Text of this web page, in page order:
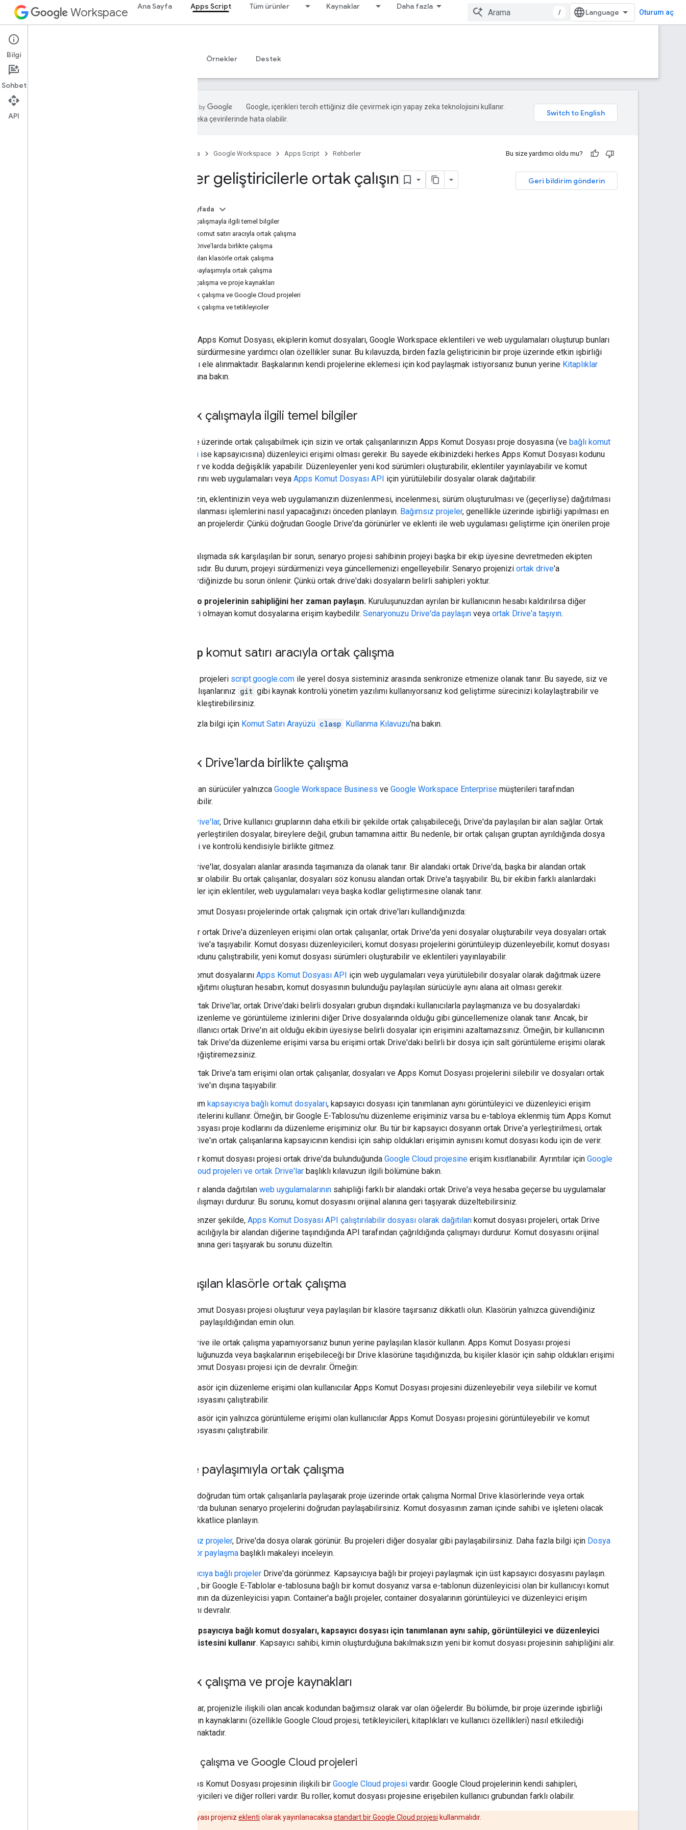
Workspace Ana Sayfa Apps Script Tüm ürünler Kaynaklar Daha fazla
/ Oturum aç
Apps Script
Genel bakış Örnekler Destek
Google, içerikleri tercih ettiğiniz dile çevirmek için yapay zeka teknolojisini kullanır.
Yapay zeka çevirilerinde hata olabilir.
Ana Sayfa Google Workspace Apps Script Rehberler Bu size yardımcı oldu mu?
Geri bildirim gönderin
Diğer geliştiricilerle ortak çalışın
Bu sayfada
Ortak çalışmayla ilgili temel bilgiler
clasp komut satırı aracıyla ortak çalışma
Ortak Drive'larda birlikte çalışma
Paylaşılan klasörle ortak çalışma
Proje paylaşımıyla ortak çalışma
Ortak çalışma ve proje kaynakları
Ortak çalışma ve Google Cloud projeleri
Ortak çalışma ve tetikleyiciler
Google Apps Komut Dosyası, ekiplerin komut dosyaları, Google Workspace eklentileri ve web uygulamaları oluşturup bunları
birlikte sürdürmesine yardımcı olan özellikler sunar. Bu kılavuzda, birden fazla geliştiricinin bir proje üzerinde etkin işbirliği
yapması ele alınmaktadır. Başkalarının kendi projelerine eklemesi için kod paylaşmak istiyorsanız bunun yerine Kitaplıklar
kılavuzuna bakın.
Ortak çalışmayla ilgili temel bilgiler
Bir proje üzerinde ortak çalışabilmek için sizin ve ortak çalışanlarınızın Apps Komut Dosyası proje dosyasına (ve bağlı komut
dosyası ise kapsayıcısına) düzenleyici erişimi olması gerekir. Bu sayede ekibinizdeki herkes Apps Komut Dosyası kodunu
görebilir ve kodda değişiklik yapabilir. Düzenleyenler yeni kod sürümleri oluşturabilir, eklentiler yayınlayabilir ve komut
dosyalarını web uygulamaları veya Apps Komut Dosyası API için yürütülebilir dosyalar olarak dağıtabilir.
Projenizin, eklentinizin veya web uygulamanızın düzenlenmesi, incelenmesi, sürüm oluşturulması ve (geçerliyse) dağıtılması
ile yayınlanması işlemlerini nasıl yapacağınızı önceden planlayın. Bağımsız projeler, genellikle üzerinde işbirliği yapılması en
kolay olan projelerdir. Çünkü doğrudan Google Drive'da görünürler ve eklenti ile web uygulaması geliştirme için önerilen proje
Ortak çalışmada sık karşılaşılan bir sorun, senaryo projesi sahibinin projeyi başka bir ekip üyesine devretmeden ekipten
ayrılmasıdır. Bu durum, projeyi sürdürmenizi veya güncellemenizi engelleyebilir. Senaryo projenizi ortak drive'a
yerleştirdiğinizde bu sorun önlenir. Çünkü ortak drive'daki dosyaların belirli sahipleri yoktur.
Senaryo projelerinin sahipliğini her zaman paylaşın. Kuruluşunuzdan ayrılan bir kullanıcının hesabı kaldırılırsa diğer
sahipleri olmayan komut dosyalarına erişim kaybedilir. Senaryonuzu Drive'da paylaşın veya ortak Drive'a taşıyın.
clasp komut satırı aracıyla ortak çalışma
, projeleri script.google.com ile yerel dosya sisteminiz arasında senkronize etmenize olanak tanır. Bu sayede, siz ve
ortak çalışanlarınız git gibi kaynak kontrolü yönetim yazılımı kullanıyorsanız kod geliştirme sürecinizi kolaylaştırabilir ve
otomatikleştirebilirsiniz.
Daha fazla bilgi için Komut Satırı Arayüzü clasp Kullanma Kılavuzu'na bakın.
Ortak Drive'larda birlikte çalışma
Paylaşılan sürücüler yalnızca Google Workspace Business ve Google Workspace Enterprise müşterileri tarafından
kullanılabilir.
Ortak Drive'lar, Drive kullanıcı gruplarının daha etkili bir şekilde ortak çalışabileceği, Drive'da paylaşılan bir alan sağlar. Ortak
Drive'a yerleştirilen dosyalar, bireylere değil, grubun tamamına aittir. Bu nedenle, bir ortak çalışan gruptan ayrıldığında dosya
sahipliği ve kontrolü kendisiyle birlikte gitmez.
Ortak Drive'lar, dosyaları alanlar arasında taşımanıza da olanak tanır. Bir alandaki ortak Drive'da, başka bir alandan ortak
çalışanlar olabilir. Bu ortak çalışanlar, dosyaları söz konusu alandan ortak Drive'a taşıyabilir. Bu, bir ekibin farklı alanlardaki
müşteriler için eklentiler, web uygulamaları veya başka kodlar geliştirmesine olanak tanır.
Apps Komut Dosyası projelerinde ortak çalışmak için ortak drive'ları kullandığınızda:
Bir ortak Drive'a düzenleyen erişimi olan ortak çalışanlar, ortak Drive'da yeni dosyalar oluşturabilir veya dosyaları ortak
Drive'a taşıyabilir. Komut dosyası düzenleyicileri, komut dosyası projelerini görüntüleyip düzenleyebilir, komut dosyası
kodunu çalıştırabilir, yeni komut dosyası sürümleri oluşturabilir ve eklentileri yayınlayabilir.
Komut dosyalarını Apps Komut Dosyası API için web uygulamaları veya yürütülebilir dosyalar olarak dağıtmak üzere
dağıtımı oluşturan hesabın, komut dosyasının bulunduğu paylaşılan sürücüyle aynı alana ait olması gerekir.
Ortak Drive'lar, ortak Drive'daki belirli dosyaları grubun dışındaki kullanıcılarla paylaşmanıza ve bu dosyalardaki
düzenleme ve görüntüleme izinlerini diğer Drive dosyalarında olduğu gibi güncellemenize olanak tanır. Ancak, bir
kullanıcı ortak Drive'ın ait olduğu ekibin üyesiyse belirli dosyalar için erişimini azaltamazsınız. Örneğin, bir kullanıcının
ortak Drive'da düzenleme erişimi varsa bu erişimi ortak Drive'daki belirli bir dosya için salt görüntüleme erişimi olarak
değiştiremezsiniz.
Ortak Drive'a tam erişimi olan ortak çalışanlar, dosyaları ve Apps Komut Dosyası projelerini silebilir ve dosyaları ortak
Drive'ın dışına taşıyabilir.
Tüm kapsayıcıya bağlı komut dosyaları, kapsayıcı dosyası için tanımlanan aynı görüntüleyici ve düzenleyici erişim
listelerini kullanır. Örneğin, bir Google E-Tablosu'nu düzenleme erişiminiz varsa bu e-tabloya eklenmiş tüm Apps Komut
Dosyası proje kodlarını da düzenleme erişiminiz olur. Bu tür bir kapsayıcı dosyanın ortak Drive'a yerleştirilmesi, ortak
Drive'ın ortak çalışanlarına kapsayıcının kendisi için sahip oldukları erişimin aynısını komut dosyası kodu için de verir.
Bir komut dosyası projesi ortak drive'da bulunduğunda Google Cloud projesine erişim kısıtlanabilir. Ayrıntılar için Google
Cloud projeleri ve ortak Drive'lar başlıklı kılavuzun ilgili bölümüne bakın.
Bir alanda dağıtılan web uygulamalarının sahipliği farklı bir alandaki ortak Drive'a veya hesaba geçerse bu uygulamalar
çalışmayı durdurur. Bu sorunu, komut dosyasını orijinal alanına geri taşıyarak düzeltebilirsiniz.
Benzer şekilde, Apps Komut Dosyası API çalıştırılabilir dosyası olarak dağıtılan komut dosyası projeleri, ortak Drive
aracılığıyla bir alandan diğerine taşındığında API tarafından çağrıldığında çalışmayı durdurur. Komut dosyasını orijinal
alanına geri taşıyarak bu sorunu düzeltin.
Paylaşılan klasörle ortak çalışma
Apps Komut Dosyası projesi oluşturur veya paylaşılan bir klasöre taşırsanız dikkatli olun. Klasörün yalnızca güvendiğiniz
kişilerle paylaşıldığından emin olun.
Ortak Drive ile ortak çalışma yapamıyorsanız bunun yerine paylaşılan klasör kullanın. Apps Komut Dosyası projesi
oluşturduğunuzda veya başkalarının erişebileceği bir Drive klasörüne taşıdığınızda, bu kişiler klasör için sahip oldukları erişimi
Apps Komut Dosyası projesi için de devralır. Örneğin:
Klasör için düzenleme erişimi olan kullanıcılar Apps Komut Dosyası projesini düzenleyebilir veya silebilir ve komut
dosyasını çalıştırabilir.
Klasör için yalnızca görüntüleme erişimi olan kullanıcılar Apps Komut Dosyası projesini görüntüleyebilir ve komut
dosyasını çalıştırabilir.
Proje paylaşımıyla ortak çalışma
Projeyi doğrudan tüm ortak çalışanlarla paylaşarak proje üzerinde ortak çalışma Normal Drive klasörlerinde veya ortak
Drive'larda bulunan senaryo projelerini doğrudan paylaşabilirsiniz. Komut dosyasının zaman içinde sahibi ve işleteni olacak
kişiyi dikkatlice planlayın.
Bağımsız projeler, Drive'da dosya olarak görünür. Bu projeleri diğer dosyalar gibi paylaşabilirsiniz. Daha fazla bilgi için Dosya
ve klasör paylaşma başlıklı makaleyi inceleyin.
Kapsayıcıya bağlı projeler Drive'da görünmez. Kapsayıcıya bağlı bir projeyi paylaşmak için üst kapsayıcı dosyasını paylaşın.
Örneğin, bir Google E-Tablolar e-tablosuna bağlı bir komut dosyanız varsa e-tablonun düzenleyicisi olan bir kullanıcıyı komut
dosyasının da düzenleyicisi yapın. Container'a bağlı projeler, container dosyalarının görüntüleyici ve düzenleyici erişim
ayarlarını devralır.
Tüm kapsayıcıya bağlı komut dosyaları, kapsayıcı dosyası için tanımlanan aynı sahip, görüntüleyici ve düzenleyici
erişim listesini kullanır. Kapsayıcı sahibi, kimin oluşturduğuna bakılmaksızın yeni bir komut dosyası projesinin sahipliğini alır.
Ortak çalışma ve proje kaynakları
Kaynaklar, projenizle ilişkili olan ancak kodundan bağımsız olarak var olan öğelerdir. Bu bölümde, bir proje üzerinde işbirliği
yapmanın kaynaklarını (özellikle Google Cloud projesi, tetikleyicileri, kitaplıkları ve kullanıcı özellikleri) nasıl etkilediği
açıklanmaktadır.
Ortak çalışma ve Google Cloud projeleri
Her Apps Komut Dosyası projesinin ilişkili bir Google Cloud projesi vardır. Google Cloud projelerinin kendi sahipleri,
düzenleyicileri ve diğer rolleri vardır. Bu roller, komut dosyası projesine erişebilen kullanıcı grubundan farklı olabilir.
Komut dosyası projeniz eklenti olarak yayınlanacaksa standart bir Google Cloud projesi kullanmalıdır.
Bilgi
Sohbet
API